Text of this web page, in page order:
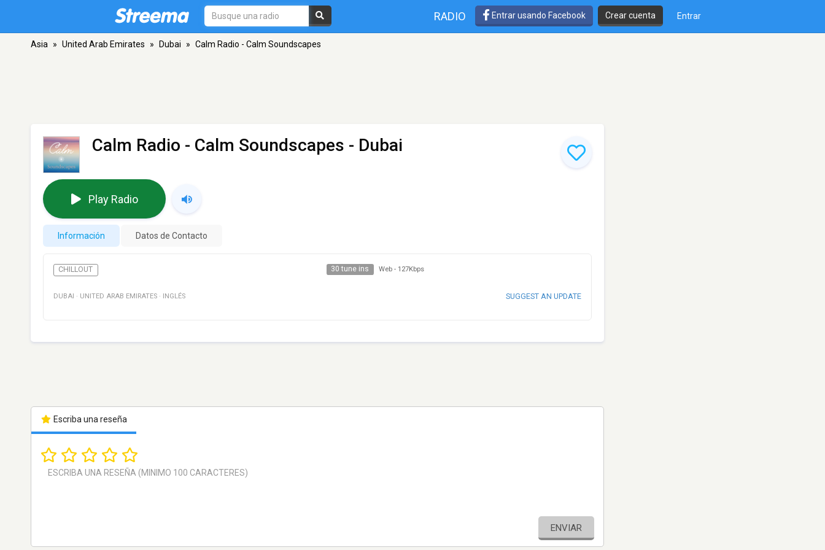
RADIO Entrar usando Facebook Crear cuenta Entrar
Asia » United Arab Emirates » Dubai » Calm Radio - Calm Soundscapes
Calm Radio - Calm Soundscapes - Dubai
Play Radio
Información Datos de Contacto
CHILLOUT 30 tune ins Web - 127Kbps
DUBAI · UNITED ARAB EMIRATES · INGLÉS SUGGEST AN UPDATE
Escriba una reseña
ENVIAR